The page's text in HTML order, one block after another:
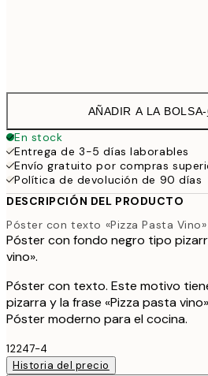
AÑADIR A LA BOLSA-
En stock
Entrega de 3-5 días laborables
Envío gratuito por compras
Política de devolución de 90 días
DESCRIPCIÓN DEL PRODUCTO
Póster con texto «Pizza Pasta Vino»
Póster con fondo negro tipo
vino».
Póster con texto. Este motivo
pizarra y la frase «Pizza pasta
Póster moderno para el cocina.
12247-4
Historia del precio